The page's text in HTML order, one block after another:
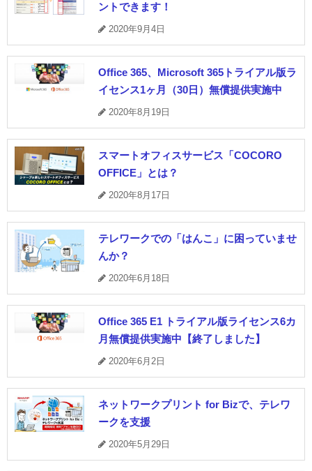
ントできます！
2020年9月4日
Office 365、Microsoft 365トライアル版ラ
イセンス1ヶ月（30日）無償提供実施中
2020年8月19日
スマートオフィスサービス「COCORO
OFFICE」とは？
2020年8月17日
テレワークでの「はんこ」に困っていませ
んか？
2020年6月18日
Office 365 E1 トライアル版ライセンス6カ
⽉無償提供実施中【終了しました】
2020年6月2日
ネットワークプリント for Bizで、テレワ
ークを支援
2020年5月29日